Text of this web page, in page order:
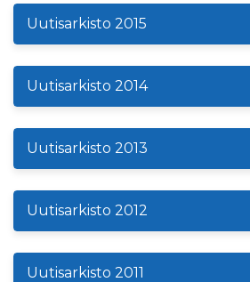
Uutisarkisto 2015
Uutisarkisto 2014
Uutisarkisto 2013
Uutisarkisto 2012
Uutisarkisto 2011